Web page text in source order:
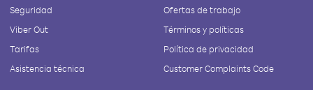
Seguridad
Viber Out
Tarifas
Asistencia técnica
Ofertas de trabajo
Términos y políticas
Política de privacidad
Customer Complaints Code